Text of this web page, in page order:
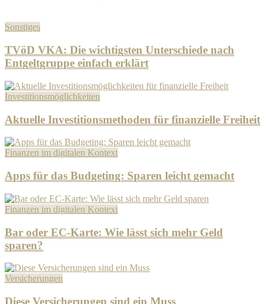
Sonstiges
TVöD VKA: Die wichtigsten Unterschiede nach
Entgeltgruppe einfach erklärt
Investitionsmöglichkeiten
Aktuelle Investitionsmethoden für finanzielle Freiheit
Finanzen im digitalen Kontext
Apps für das Budgeting: Sparen leicht gemacht
Finanzen im digitalen Kontext
Bar oder EC-Karte: Wie lässt sich mehr Geld
sparen?
Versicherungen
Diese Versicherungen sind ein Muss